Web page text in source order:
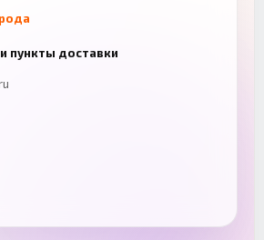
пункты доставки